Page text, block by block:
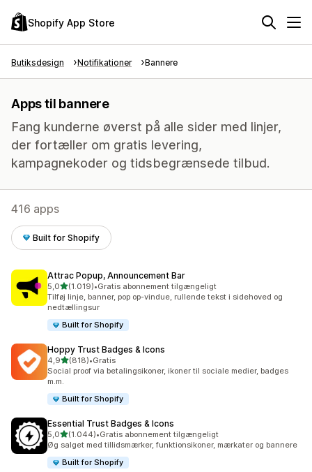
Shopify App Store
Butiksdesign Notifikationer Bannere
Apps til bannere
Fang kunderne øverst på alle sider med linjer,
der fortæller om gratis levering,
kampagnekoder og tidsbegrænsede tilbud.
416 apps
Built for Shopify
Attrac Popup, Announcement Bar
5,0ud af 5 stjerner
(1.019)
1019 anmeldelser i alt
•Gratis abonnement tilgængeligt
Tilføj linje, banner, pop op-vindue, rullende tekst i sidehoved og
nedtællingsur
Built for Shopify
Hoppy Trust Badges & Icons
4,9ud af 5 stjerner
(818)
818 anmeldelser i alt
•Gratis
Social proof via betalingsikoner, ikoner til sociale medier, badges
m.m.
Built for Shopify
Essential Trust Badges & Icons
5,0ud af 5 stjerner
(1.044)
1044 anmeldelser i alt
•Gratis abonnement tilgængeligt
Øg salget med tillidsmærker, funktionsikoner, mærkater og bannere
Built for Shopify